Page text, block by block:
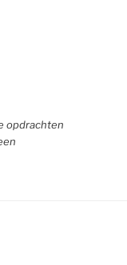
opdrachten